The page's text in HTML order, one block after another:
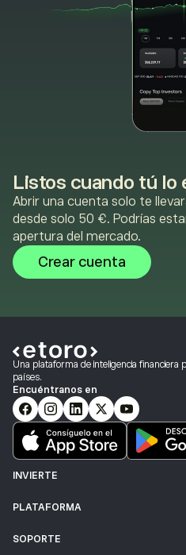
Listos cuando tú lo
Abrir una cuenta solo te
desde solo 50 €. Podrías
apertura del mercado.
Crear cuenta
Una plataforma de inteligencia financiera
países.
Encuéntranos en
INVIERTE
PLATAFORMA
SOPORTE